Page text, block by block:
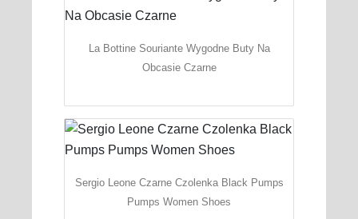
La Bottine Souriante Wygodne Buty Na
Obcasie Czarne
Sergio Leone Czarne Czolenka Black Pumps
Pumps Women Shoes